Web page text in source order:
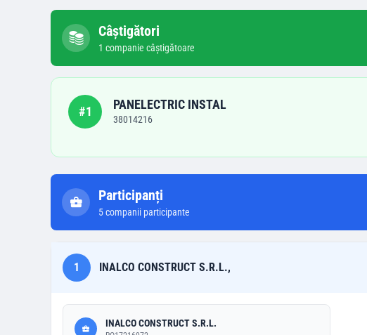
Câștigători
1 companie câștigătoare
#1 PANELECTRIC INSTAL
38014216
Participanți
5companii participante
1 INALCO CONSTRUCT S.R.L.,
INALCO CONSTRUCT S.R.L.